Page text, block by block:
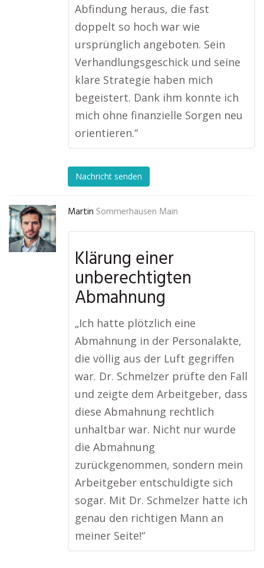
Abfindung heraus, die fast
doppelt so hoch war wie
ursprünglich angeboten. Sein
Verhandlungsgeschick und seine
klare Strategie haben mich
begeistert. Dank ihm konnte ich
mich ohne finanzielle Sorgen neu
orientieren.“
Nachricht senden
Martin Sommerhausen Main
Klärung einer
unberechtigten
Abmahnung
„Ich hatte plötzlich eine
Abmahnung in der Personalakte,
die völlig aus der Luft gegriffen
war. Dr. Schmelzer prüfte den Fall
und zeigte dem Arbeitgeber, dass
diese Abmahnung rechtlich
unhaltbar war. Nicht nur wurde
die Abmahnung
zurückgenommen, sondern mein
Arbeitgeber entschuldigte sich
sogar. Mit Dr. Schmelzer hatte ich
genau den richtigen Mann an
meiner Seite!“